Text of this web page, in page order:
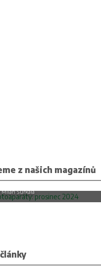
z našich magazínů
fotoaparáty: prosinec 2024
Milan Šurkala